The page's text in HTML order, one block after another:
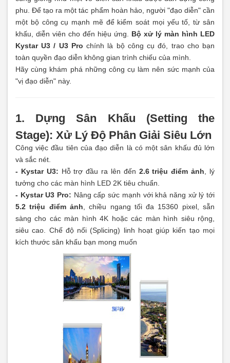
phu. Để tạo ra một tác phẩm hoàn hảo, người "đạo diễn" cần
một bộ công cụ mạnh mẽ để kiểm soát mọi yếu tố, từ sân
khấu, diễn viên cho đến hiệu ứng. Bộ xử lý màn hình LED
Kystar U3 / U3 Pro chính là bộ công cụ đó, trao cho bạn
toàn quyền đạo diễn không gian trình chiếu của mình.
Hãy cùng khám phá những công cụ làm nên sức mạnh của
"vị đạo diễn" này.
1. Dựng Sân Khấu (Setting the
Stage): Xử Lý Độ Phân Giải Siêu Lớn
Công việc đầu tiên của đạo diễn là có một sân khấu đủ lớn
và sắc nét.
- Kystar U3: Hỗ trợ đầu ra lên đến 2.6 triệu điểm ảnh , lý
tưởng cho các màn hình LED 2K tiêu chuẩn.
- Kystar U3 Pro: Nâng cấp sức mạnh với khả năng xử lý tới
5.2 triệu điểm ảnh , chiều ngang tối đa 15360 pixel, sẵn
sàng cho các màn hình 4K hoặc các màn hình siêu rộng,
siêu cao. Chế độ nối (Splicing) linh hoạt giúp kiến tạo mọi
kích thước sân khấu bạn mong muốn